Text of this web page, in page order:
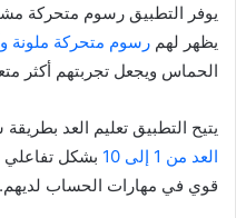
يوفر التطبيق رسوم متحركة
يظهر لهم رسوم متحركة ملونة
الحماس ويجعل تجربتهم أكثر
يتيح التطبيق تعليم العد
العد من 1 إلى 10
بشكل
قوي في مهارات الحساب لديهم.